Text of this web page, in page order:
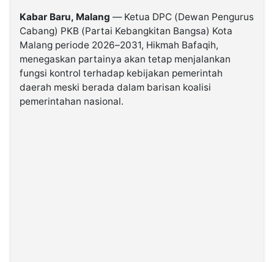
Kabarbaru.co
2026
Kabar Baru, Malang — Ketua DPC (Dewan Pengurus
Cabang) PKB (Partai Kebangkitan Bangsa) Kota
Malang periode 2026–2031, Hikmah Bafaqih,
menegaskan partainya akan tetap menjalankan
fungsi kontrol terhadap kebijakan pemerintah
daerah meski berada dalam barisan koalisi
pemerintahan nasional.